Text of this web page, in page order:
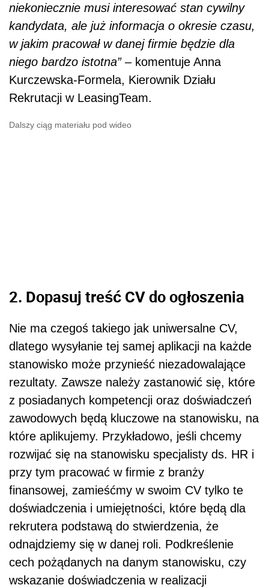
niekoniecznie musi interesować stan cywilny
kandydata, ale już informacja o okresie czasu,
w jakim pracował w danej firmie będzie dla
niego bardzo istotna”– komentuje Anna
Kurczewska-Formela, Kierownik Działu
Rekrutacji w LeasingTeam.
Dalszy ciąg materiału pod wideo
2. Dopasuj treść CV do ogłoszenia
Nie ma czegoś takiego jak uniwersalne CV,
dlatego wysyłanie tej samej aplikacji na każde
stanowisko może przynieść niezadowalające
rezultaty. Zawsze należy zastanowić się, które
z posiadanych kompetencji oraz doświadczeń
zawodowych będą kluczowe na stanowisku, na
które aplikujemy. Przykładowo, jeśli chcemy
rozwijać się na stanowisku specjalisty ds. HR i
przy tym pracować w firmie z branży
finansowej, zamieśćmy w swoim CV tylko te
doświadczenia i umiejętności, które będą dla
rekrutera podstawą do stwierdzenia, że
odnajdziemy się w danej roli. Podkreślenie
cech pożądanych na danym stanowisku, czy
wskazanie doświadczenia w realizacji